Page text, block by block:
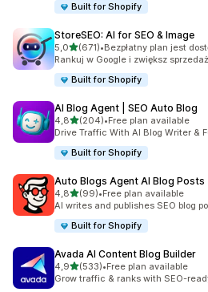
Built for Shopify
StoreSEO: AI for SEO & Image
5,0na 5 gwiazdek
(671)
Łączna liczba recenzji: 671
•Bezpłatny plan jest
Rankuj w Google i zwiększ
Built for Shopify
AI Blog Agent | SEO Auto Blog
4,8na 5 gwiazdek
(204)
Łączna liczba recenzji: 204
•Free plan available
Drive Traffic With AI Blog Writer &
Built for Shopify
Auto Blogs Agent AI Blog Posts
4,8na 5 gwiazdek
(99)
Łączna liczba recenzji: 99
•Free plan available
AI writes and publishes SEO blog
Built for Shopify
Avada AI Content Blog Builder
4,9na 5 gwiazdek
(533)
Łączna liczba recenzji: 533
•Free plan available
Grow traffic & ranks with SEO-